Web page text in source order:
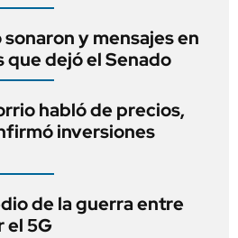
y mensajes en
que dejó el Senado
habló de precios,
inversiones
de la guerra entre
el 5G